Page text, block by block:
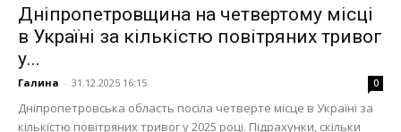
Дніпропетровщина на четвертому місці
в Україні за кількістю повітряних тривог
у...
Галина - 31.12.2025 16:15 0
Дніпропетровська область посіла четверте місце в Україні за
кількістю повітряних тривог у 2025 році. Підрахунки, скільки